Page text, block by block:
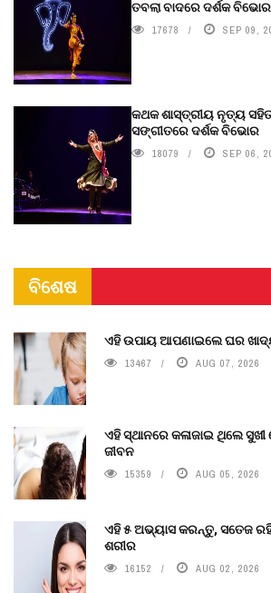
ତବଲା ବାଦରେ ଦର୍ଶକ ବିଭୋର
17678 SEP 09,
କଥକ ଶାସ୍ତ୍ରୀୟ ନୃତ୍ୟ
ସଙ୍ଗୀତରେ ଦର୍ଶକ ବିଭୋର
18079 SEP 06,
ବିଶେଷ
ଏହି ଉପାୟ ଆପଣାଇଲେ ଘର
13467 AUG 07, 2026
ଏହି ସ୍ଥାନରେ କଳାଜାଇ ଥିଲେ
ଜୀବନ
15359 AUG 05, 2026
ଏହି ୫ ଅଭ୍ୟାସ କରନ୍ତୁ, ସତେଜ
ଶରୀର
16152 AUG 02, 2026